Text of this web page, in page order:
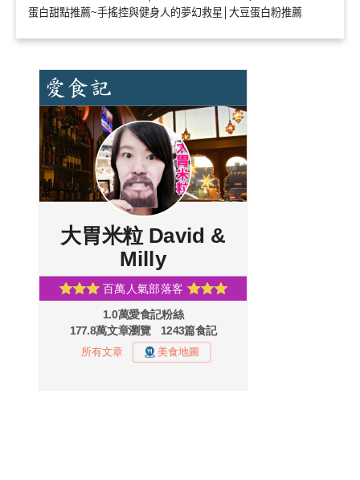
蛋白甜點推薦~手搖控與健身人的夢幻救星│大豆蛋白粉推薦